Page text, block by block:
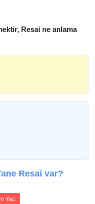
Resai ne anlama
Resai var?
Yap